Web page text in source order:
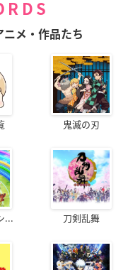
ニメ・作品たち
鬼滅の刃
... 刀剣乱舞